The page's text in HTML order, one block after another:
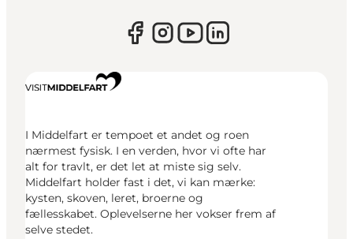
I Middelfart er tempoet et andet og roen
nærmest fysisk. I en verden, hvor vi ofte har
alt for travlt, er det let at miste sig selv.
Middelfart holder fast i det, vi kan mærke:
kysten, skoven, leret, broerne og
fællesskabet. Oplevelserne her vokser frem af
selve stedet.